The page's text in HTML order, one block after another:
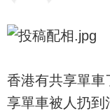
香港有共享單車
享單車被人扔到